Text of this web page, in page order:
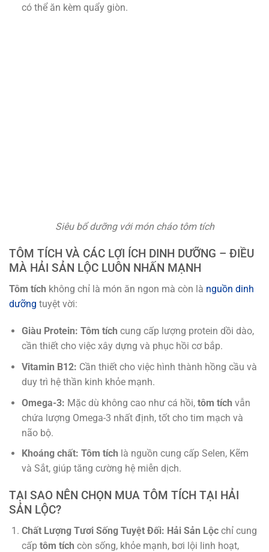
có thể ăn kèm quẩy giòn.
Siêu bổ dưỡng với món cháo tôm tích
TÔM TÍCH VÀ CÁC LỢI ÍCH DINH DƯỠNG – ĐIỀU
MÀ HẢI SẢN LỘC LUÔN NHẤN MẠNH
Tôm tích không chỉ là món ăn ngon mà còn là nguồn dinh
dưỡng tuyệt vời:
Giàu Protein: Tôm tích cung cấp lượng protein dồi dào,
cần thiết cho việc xây dựng và phục hồi cơ bắp.
Vitamin B12: Cần thiết cho việc hình thành hồng cầu và
duy trì hệ thần kinh khỏe mạnh.
Omega-3: Mặc dù không cao như cá hồi, tôm tích vẫn
chứa lượng Omega-3 nhất định, tốt cho tim mạch và
não bộ.
Khoáng chất: Tôm tích là nguồn cung cấp Selen, Kẽm
và Sắt, giúp tăng cường hệ miễn dịch.
TẠI SAO NÊN CHỌN MUA TÔM TÍCH TẠI HẢI
SẢN LỘC?
Chất Lượng Tươi Sống Tuyệt Đối: Hải Sản Lộcchỉ cung
cấp tôm tích còn sống, khỏe mạnh, bơi lội linh hoạt,